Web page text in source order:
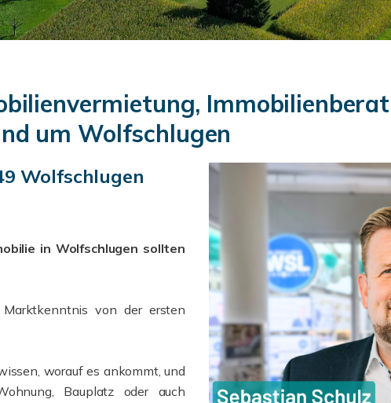
um Wolfschlugen
Wolfschlugen
in Wolfschlugen sollten
von der ersten
worauf es ankommt, und
Bauplatz oder auch